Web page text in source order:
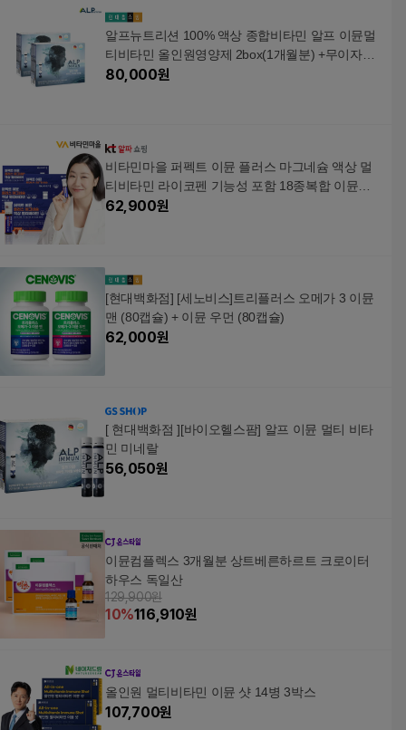
알프뉴트리션 100% 액상 종합비타민 알프 이뮨멀
티비타민 올인원영양제 2box(1개월분) +무이자3
개월
80,000원
비타민마을 퍼펙트 이뮨 플러스 마그네슘 액상 멀
티비타민 라이코펜 기능성 포함 18종복합 이뮨비
62,900원
[현대백화점] [세노비스]트리플러스 오메가 3 이뮨
맨 (80캡슐) + 이뮨 우먼 (80캡슐)
62,000원
[ 현대백화점 ][바이오헬스팜] 알프 이뮨 멀티 비타
민 미네랄
56,050원
이뮨컴플렉스 3개월분 상트베른하르트 크로이터
하우스 독일산
129,900원
10%116,910원
올인원 멀티비타민 이뮨 샷 14병 3박스
107,700원